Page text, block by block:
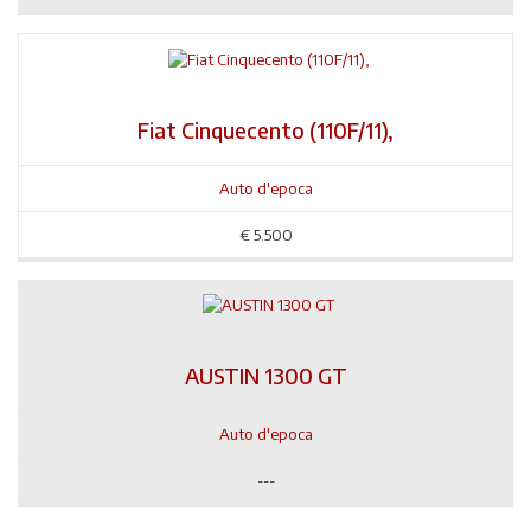
Fiat Cinquecento (110F/11),
Auto d'epoca
€ 5.500
AUSTIN 1300 GT
Auto d'epoca
---